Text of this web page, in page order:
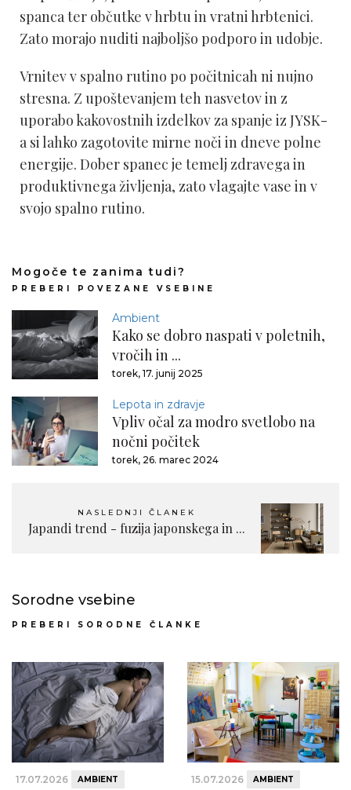
spanca ter občutke v hrbtu in vratni hrbtenici.
Zato morajo nuditi najboljšo podporo in udobje.
Vrnitev v spalno rutino po počitnicah ni nujno
stresna. Z upoštevanjem teh nasvetov in z
uporabo kakovostnih izdelkov za spanje iz JYSK-
a si lahko zagotovite mirne noči in dneve polne
energije. Dober spanec je temelj zdravega in
produktivnega življenja, zato vlagajte vase in v
svojo spalno rutino.
Mogoče te zanima tudi?
PREBERI POVEZANE VSEBINE
Ambient
Kako se dobro naspati v poletnih,
vročih in ...
torek, 17. junij 2025
Lepota in zdravje
Vpliv očal za modro svetlobo na
nočni počitek
torek, 26. marec 2024
NASLEDNJI ČLANEK
Japandi trend - fuzija japonskega in ...
Sorodne vsebine
PREBERI SORODNE ČLANKE
17.07.2026 AMBIENT 15.07.2026 AMBIENT